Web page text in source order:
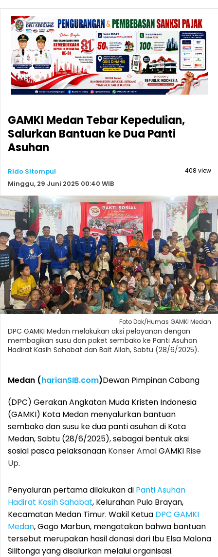
GAMKI Medan Tebar Kepedulian,
Salurkan Bantuan ke Dua Panti
Asuhan
Rido Sitompul
Minggu, 29 Juni 2025 00:40 WIB
408 view
Foto Dok/Humas GAMKI Medan
DPC GAMKI Medan melakukan aksi pelayanan dengan
membagikan susu dan paket sembako ke Panti Asuhan
Hadirat Kasih Sahabat dan Bait Allah, Sabtu (28/6/2025).
Medan (harianSIB.com)Dewan Pimpinan Cabang
(DPC) Gerakan Angkatan Muda Kristen Indonesia
(GAMKI) Kota Medan menyalurkan bantuan
sembako dan susu ke dua panti asuhan di Kota
Medan, Sabtu (28/6/2025), sebagai bentuk aksi
sosial pasca pelaksanaan Konser AmalGAMKI Rise
Up.
Penyaluran pertama dilakukan di Panti Asuhan
Hadirat Kasih Sahabat, Kelurahan Pulo Brayan,
Kecamatan Medan Timur. Wakil Ketua DPC GAMKI
Medan, Gogo Marbun, mengatakan bahwa bantuan
tersebut merupakan hasil donasi dari Ibu Elsa Malona
Silitonga yang disalurkan melalui organisasi.